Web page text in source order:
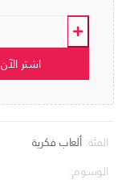
اشتر الآن
الفئة:ألعاب فكرية
الوسوم: